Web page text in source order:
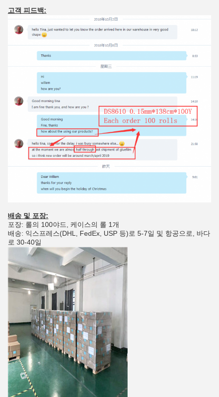
고객 피드백:
배송 및 포장:
포장: 롤의 100야드, 케이스의 롤 1개
배송: 익스프레스(DHL, FedEx, USP 등)로 5-7일 및 항공으로, 바다
로 30-40일